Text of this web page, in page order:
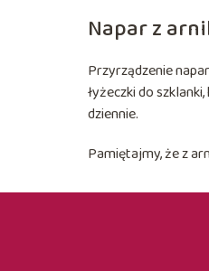
Napar z
Przyrządzenie
łyżeczki do
dziennie.
Pamiętajmy, że z